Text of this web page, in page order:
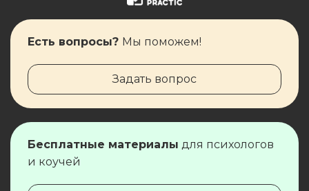
Есть вопросы? Мы поможем!
Задать вопрос
Бесплатные материалы для ​​​​психологов
и коучей